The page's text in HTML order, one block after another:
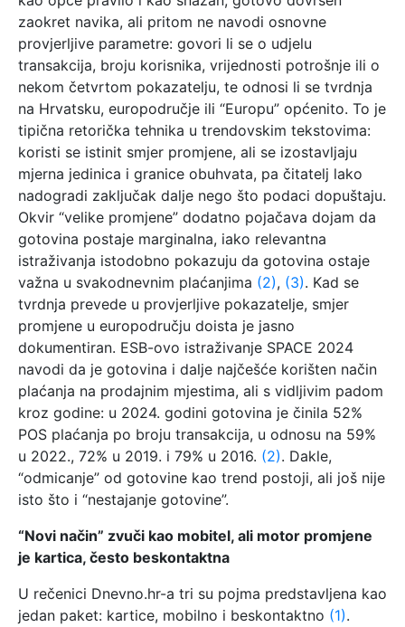
zaokret navika, ali pritom ne navodi osnovne
provjerljive parametre: govori li se o udjelu
transakcija, broju korisnika, vrijednosti potrošnje ili o
nekom četvrtom pokazatelju, te odnosi li se tvrdnja
na Hrvatsku, europodručje ili “Europu” općenito. To je
tipična retorička tehnika u trendovskim tekstovima:
koristi se istinit smjer promjene, ali se izostavljaju
mjerna jedinica i granice obuhvata, pa čitatelj lako
nadogradi zaključak dalje nego što podaci dopuštaju.
Okvir “velike promjene” dodatno pojačava dojam da
gotovina postaje marginalna, iako relevantna
istraživanja istodobno pokazuju da gotovina ostaje
važna u svakodnevnim plaćanjima (2), (3). Kad se
tvrdnja prevede u provjerljive pokazatelje, smjer
promjene u europodručju doista je jasno
dokumentiran. ESB-ovo istraživanje SPACE 2024
navodi da je gotovina i dalje najčešće korišten način
plaćanja na prodajnim mjestima, ali s vidljivim padom
kroz godine: u 2024. godini gotovina je činila 52%
POS plaćanja po broju transakcija, u odnosu na 59%
u 2022., 72% u 2019. i 79% u 2016. (2). Dakle,
“odmicanje” od gotovine kao trend postoji, ali još nije
isto što i “nestajanje gotovine”.
“Novi način” zvuči kao mobitel, ali motor promjene
je kartica, često beskontaktna
U rečenici Dnevno.hr-a tri su pojma predstavljena kao
jedan paket: kartice, mobilno i beskontaktno (1).